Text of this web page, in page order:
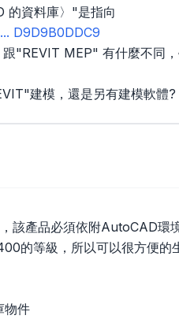
的資料庫〉"是指向
D9D9B0DDC9
"REVIT MEP" 有什麼不同
建模，還是另有建模軟體?
產品必須依附AutoCAD環
的等級，所以可以很方便
物件